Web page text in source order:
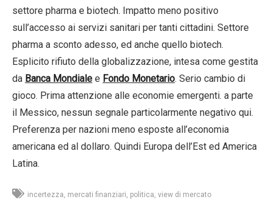
settore pharma e biotech. Impatto meno positivo
sull’accesso ai servizi sanitari per tanti cittadini. Settore
pharma a sconto adesso, ed anche quello biotech.
Esplicito rifiuto della globalizzazione, intesa come gestita
da Banca Mondiale e Fondo Monetario. Serio cambio di
gioco. Prima attenzione alle economie emergenti. a parte
il Messico, nessun segnale particolarmente negativo qui.
Preferenza per nazioni meno esposte all’economia
americana ed al dollaro. Quindi Europa dell’Est ed America
Latina.
incertezza mercati finanziari politica view di mercato